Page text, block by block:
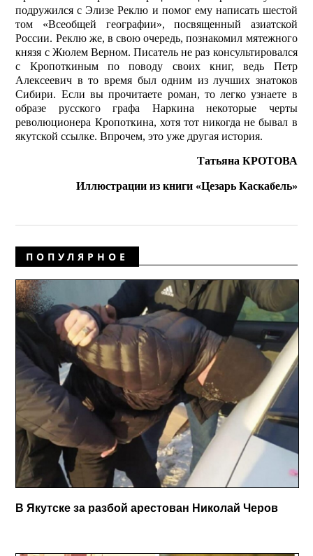
подружился с Элизе Реклю и помог ему написать шестой
том «Всеобщей географии», посвященный азиатской
России. Реклю же, в свою очередь, познакомил мятежного
князя с Жюлем Верном. Писатель не раз консультировался
с Кропоткиным по поводу своих книг, ведь Петр
Алексеевич в то время был одним из лучших знатоков
Сибири. Если вы прочитаете роман, то легко узнаете в
образе русского графа Наркина некоторые черты
революционера Кропоткина, хотя тот никогда не бывал в
якутской ссылке. Впрочем, это уже другая история.
Татьяна КРОТОВА
Иллюстрации из книги «Цезарь Каскабель»
ПОПУЛЯРНОЕ
В Якутске за разбой арестован Николай Черов